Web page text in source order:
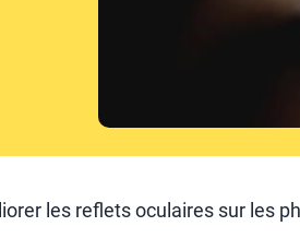
les reflets oculaires sur les